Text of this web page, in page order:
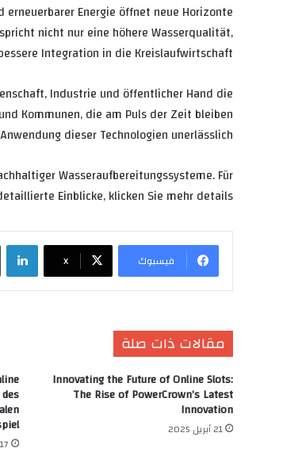
Energie öffnet neue Horizonte
nicht nur eine höhere Wasserqualität,
Integration in die Kreislaufwirtschaft.
Industrie und öffentlicher Hand die
Kommunen, die am Puls der Zeit bleiben
dieser Technologien unerlässlich.
Wasseraufbereitungssysteme. Für
Einblicke, klicken Sie mehr details.
فيسبوك X
لينكدإن
مقالات ذات صلة
Innovating the Future of Online Slots:
The Rise of PowerCrown’s Latest
Innovation
21 أبريل 2025
17 أبريل 2025